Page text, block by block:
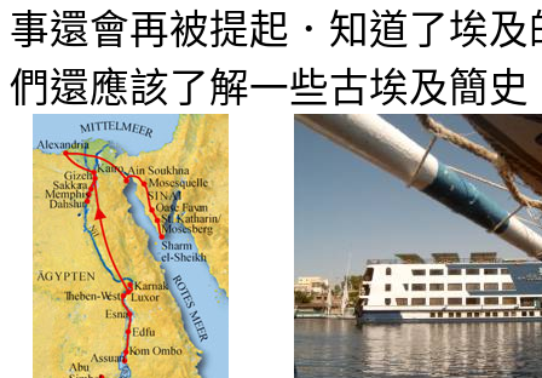
事還會再被提起．知道了埃
們還應該了解一些古埃及簡史